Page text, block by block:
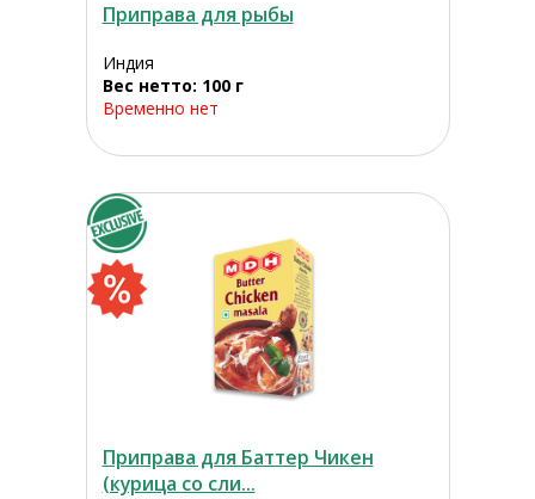
Приправа для рыбы
Индия
Вес нетто: 100 г
Временно нет
Приправа для Баттер Чикен
(курица со сли...